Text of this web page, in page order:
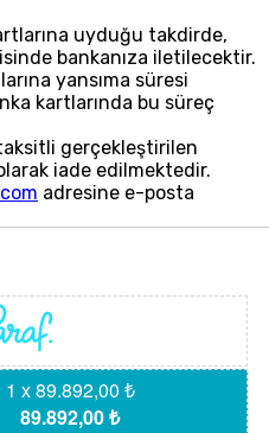
uyduğu takdirde,
bankanıza iletilecektir.
yansıma süresi
kartlarında bu süreç
gerçekleştirilen
iade edilmektedir.
adresine e-posta
1 x 89.892,00 ₺
89.892,00 ₺